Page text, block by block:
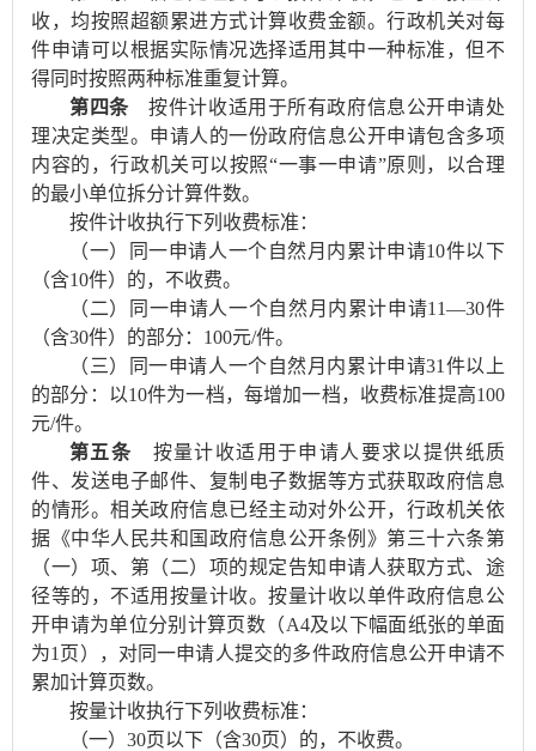
收，均按照超额累进方式计算收费金额。行政机关对每
件申请可以根据实际情况选择适用其中一种标准，但不
得同时按照两种标准重复计算。
第四条按件计收适用于所有政府信息公开申请处
理决定类型。申请人的一份政府信息公开申请包含多项
内容的，行政机关可以按照“一事一申请”原则，以合理
的最小单位拆分计算件数。
按件计收执行下列收费标准：
（一）同一申请人一个自然月内累计申请10件以下
（含10件）的，不收费。
（二）同一申请人一个自然月内累计申请11—30件
（含30件）的部分：100元/件。
（三）同一申请人一个自然月内累计申请31件以上
的部分：以10件为一档，每增加一档，收费标准提高100
元/件。
第五条 按量计收适用于申请人要求以提供纸质
件、发送电子邮件、复制电子数据等方式获取政府信息
的情形。相关政府信息已经主动对外公开，行政机关依
据《中华人民共和国政府信息公开条例》第三十六条第
（一）项、第（二）项的规定告知申请人获取方式、途
径等的，不适用按量计收。按量计收以单件政府信息公
开申请为单位分别计算页数（A4及以下幅面纸张的单面
为1页），对同一申请人提交的多件政府信息公开申请不
累加计算页数。
按量计收执行下列收费标准：
（一）30页以下（含30页）的，不收费。